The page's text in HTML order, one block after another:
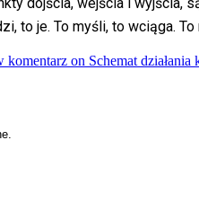
to je. To myśli, to wciąga.
komentarz on Schemat działania